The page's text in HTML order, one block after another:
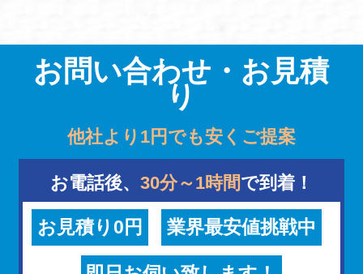
お問い合わせ・お見積
り
他社より1円でも安くご提案
お電話後、 30分～1時間で到着！
お見積り0円 業界最安値挑戦中